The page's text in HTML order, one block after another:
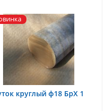
круглый ф18 БрХ 1